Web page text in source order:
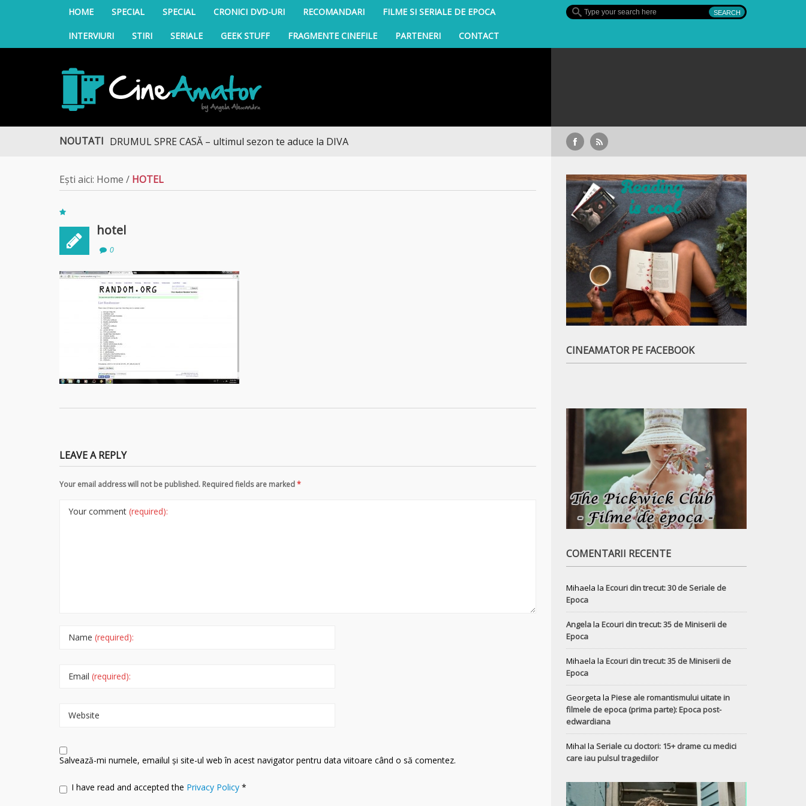
HOME SPECIAL SPECIAL CRONICI DVD-URI RECOMANDARI FILME SI SERIALE DE EPOCA
INTERVIURI STIRI SERIALE GEEK STUFF FRAGMENTE CINEFILE PARTENERI CONTACT
CineAmator
NOUTATIDRUMUL SPRE CASĂ – ultimul sezon te aduce la DIVA
Ești aici: Home / HOTEL
hotel
0
LEAVE A REPLY
Your email address will not be published. Required fields are marked*
Your comment (required):
Name (required):
Email (required):
Website
Salvează-mi numele, emailul și site-ul web în acest navigator pentru data viitoare când o să comentez.
I have read and accepted the Privacy Policy *
CINEAMATOR PE FACEBOOK
COMENTARII RECENTE
Mihaela la Ecouri din trecut: 30 de Seriale de
Epoca
Angelala Ecouri din trecut: 35 de Miniserii de
Epoca
Mihaela la Ecouri din trecut: 35 de Miniserii de
Epoca
Georgeta la Piese ale romantismului uitate in
filmele de epoca (prima parte): Epoca post-
edwardiana
MihaI la Seriale cu doctori: 15+ drame cu medici
care iau pulsul tragediilor